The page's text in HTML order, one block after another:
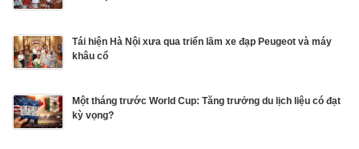
Tái hiện Hà Nội xưa qua triển lãm xe đạp Peugeot và máy
khâu cổ
Một tháng trước World Cup: Tăng trưởng du lịch liệu có đạt
kỳ vọng?